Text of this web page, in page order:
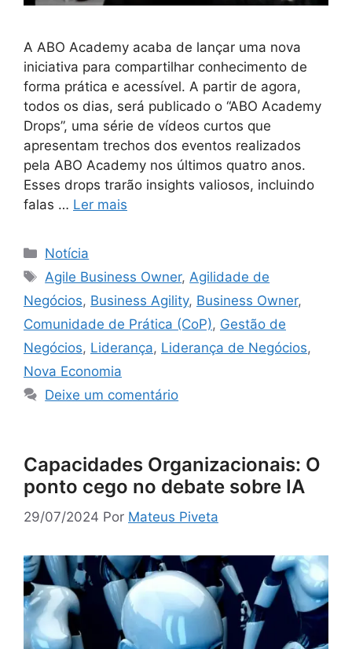
A ABO Academy acaba de lançar uma nova
iniciativa para compartilhar conhecimento de
forma prática e acessível. A partir de agora,
todos os dias, será publicado o “ABO Academy
Drops”, uma série de vídeos curtos que
apresentam trechos dos eventos realizados
pela ABO Academy nos últimos quatro anos.
Esses drops trarão insights valiosos, incluindo
falas … Ler mais
Notícia
Agile Business Owner,Agilidade de
Negócios, Business Agility, Business Owner,
Comunidade de Prática (CoP), Gestão de
Negócios, Liderança, Liderança de Negócios,
Nova Economia
Deixe um comentário
Capacidades Organizacionais: O
ponto cego no debate sobre IA
29/07/2024 Por Mateus Piveta